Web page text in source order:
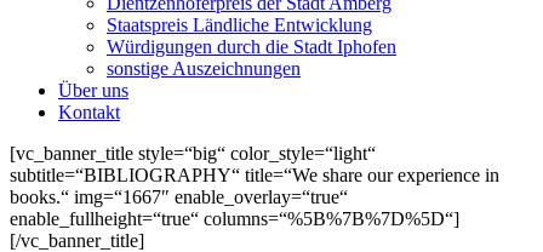
Staatspreis Ländliche Entwicklung
Würdigungen durch die Stadt Iphofen
sonstige Auszeichnungen
Über uns
Kontakt
[vc_banner_title style=“big“ color_style=“light“
subtitle=“BIBLIOGRAPHY“ title=“We share our experience in
books.“ img=“1667″ enable_overlay=“true“
enable_fullheight=“true“ columns=“%5B%7B%7D%5D“]
[/vc_banner_title]